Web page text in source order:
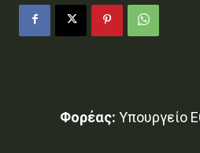
Φορέας: Υπουργείο